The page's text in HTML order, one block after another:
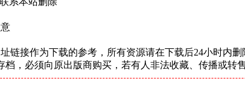
接作为下载的参考，所有资源请在下载后24小时内删
，必须向原出版商购买，若有人非法收藏、传播或转